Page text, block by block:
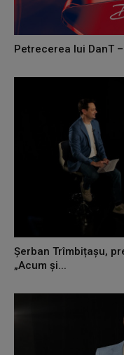
Petrecerea lui DanT
Șerban Trîmbițașu,
„Acum și...